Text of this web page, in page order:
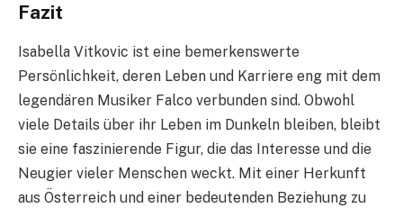
Fazit
Isabella Vitkovic ist eine bemerkenswerte
Persönlichkeit, deren Leben und Karriere eng mit dem
legendären Musiker Falco verbunden sind. Obwohl
viele Details über ihr Leben im Dunkeln bleiben, bleibt
sie eine faszinierende Figur, die das Interesse und die
Neugier vieler Menschen weckt. Mit einer Herkunft
aus Österreich und einer bedeutenden Beziehung zu